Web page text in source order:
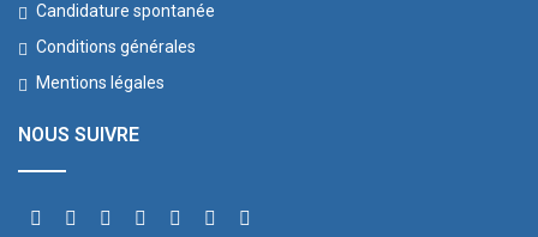
Candidature spontanée
Conditions générales
Mentions légales
NOUS SUIVRE